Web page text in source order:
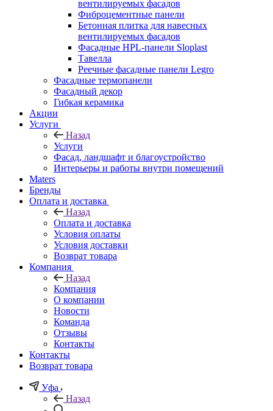
вентилируемых фасадов
Фиброцементные панели
Бетонная плитка для навесных
вентилируемых фасадов
Фасадные HPL-панели Sloplast
Тавелла
Реечные фасадные панели Legro
Фасадные термопанели
Фасадный декор
Гибкая керамика
Акции
Услуги
Назад
Услуги
Фасад, ландшафт и благоустройство
Интерьеры и работы внутри помещений
Maters
Бренды
Оплата и доставка
Назад
Оплата и доставка
Условия оплаты
Условия доставки
Возврат товара
Компания
Назад
Компания
О компании
Новости
Команда
Отзывы
Контакты
Контакты
Возврат товара
Уфа
Назад